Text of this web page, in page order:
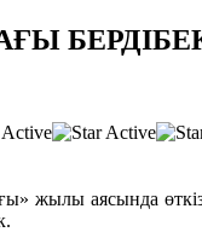
жылы аясында